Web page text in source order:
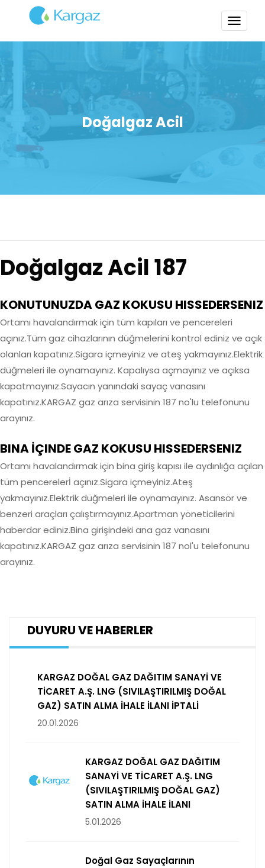
Doğalgaz Acil
Doğalgaz Acil 187
KONUTUNUZDA GAZ KOKUSU HISSEDERSENIZ
Ortamı havalandırmak için tüm kapıları ve pencereleri
açınız.Tüm gaz cihazlarının düğmelerini kontrol ediniz ve açık
olanları kapatınız.Sigara içmeyiniz ve ateş yakmayınız.Elektrik
düğmeleri ile oynamayınız. Kapalıysa açmayınız ve açıksa
kapatmayınız.Sayacın yanındaki sayaç vanasını
kapatınız.KARGAZ gaz arıza servisinin 187 no'lu telefonunu
arayınız.
BINA İÇINDE GAZ KOKUSU HISSEDERSENIZ
Ortamı havalandırmak için bina giriş kapısı ile aydınlığa açılan
tüm pencerelerİ açınız.Sigara içmeyiniz.Ateş
yakmayınız.Elektrik düğmeleri ile oynamayınız. Asansör ve
benzeri araçları çalıştırmayınız.Apartman yöneticilerini
haberdar ediniz.Bina girişindeki ana gaz vanasını
kapatınız.KARGAZ gaz arıza servisinin 187 nol'u telefonunu
arayınız.
DUYURU VE HABERLER
KARGAZ DOĞAL GAZ DAĞITIM SANAYİ VE
TİCARET A.Ş. LNG (SIVILAŞTIRILMIŞ DOĞAL
GAZ) SATIN ALMA İHALE İLANI İPTALİ
20.01.2026
KARGAZ DOĞAL GAZ DAĞITIM
SANAYİ VE TİCARET A.Ş. LNG
(SIVILAŞTIRILMIŞ DOĞAL GAZ)
SATIN ALMA İHALE İLANI
5.01.2026
Doğal Gaz Sayaçlarının